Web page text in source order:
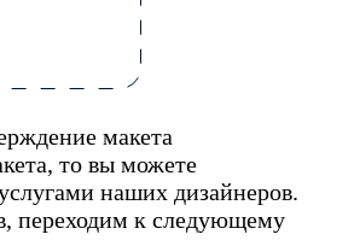
макета
то вы можете
наших дизайнеров.
переходим к следующему